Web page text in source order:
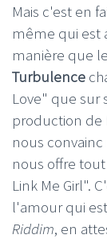
Mais c'est en
même qui est
manière que le
Turbulence
Love" que sur
production de
nous
nous offre
Link Me Girl".
l'amour qui
Riddim, en